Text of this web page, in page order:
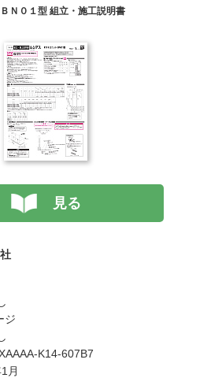
０１型 組立・施工説明書
見る
ジ
K14-607B7
月